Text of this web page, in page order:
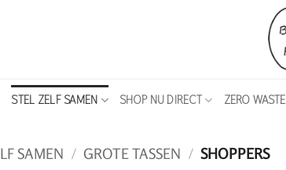
STEL ZELF SAMEN SHOP NU DIRECT ZERO WASTE
SAMEN / GROTE TASSEN / SHOPPERS